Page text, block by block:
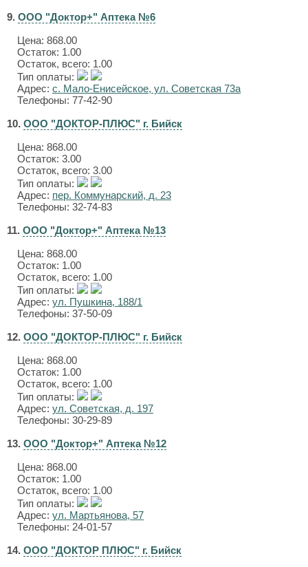
9. ООО "Доктор+" Аптека №6
Цена: 868.00
Остаток: 1.00
Остаток, всего: 1.00
Тип оплаты:
Адрес: с. Мало-Енисейское, ул. Советская 73а
Телефоны: 77-42-90
10. ООО "ДОКТОР-ПЛЮС" г. Бийск
Цена: 868.00
Остаток: 3.00
Остаток, всего: 3.00
Тип оплаты:
Адрес: пер. Коммунарский, д. 23
Телефоны: 32-74-83
11. ООО "Доктор+" Аптека №13
Цена: 868.00
Остаток: 1.00
Остаток, всего: 1.00
Тип оплаты:
Адрес: ул. Пушкина, 188/1
Телефоны: 37-50-09
12. ООО "ДОКТОР-ПЛЮС" г. Бийск
Цена: 868.00
Остаток: 1.00
Остаток, всего: 1.00
Тип оплаты:
Адрес: ул. Советская, д. 197
Телефоны: 30-29-89
13. ООО "Доктор+" Аптека №12
Цена: 868.00
Остаток: 1.00
Остаток, всего: 1.00
Тип оплаты:
Адрес: ул. Мартьянова, 57
Телефоны: 24-01-57
14. ООО "ДОКТОР ПЛЮС" г. Бийск